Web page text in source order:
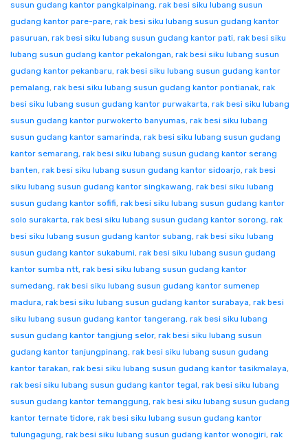
susun gudang kantor pangkalpinang, rak besi siku lubang susun
gudang kantor pare-pare, rak besi siku lubang susun gudang kantor
pasuruan, rak besi siku lubang susun gudang kantor pati, rak besi siku
lubang susun gudang kantor pekalongan, rak besi siku lubang susun
gudang kantor pekanbaru, rak besi siku lubang susun gudang kantor
pemalang, rak besi siku lubang susun gudang kantor pontianak, rak
besi siku lubang susun gudang kantor purwakarta, rak besi siku lubang
susun gudang kantor purwokerto banyumas, rak besi siku lubang
susun gudang kantor samarinda, rak besi siku lubang susun gudang
kantor semarang, rak besi siku lubang susun gudang kantor serang
banten, rak besi siku lubang susun gudang kantor sidoarjo, rak besi
siku lubang susun gudang kantor singkawang, rak besi siku lubang
susun gudang kantor sofifi, rak besi siku lubang susun gudang kantor
solo surakarta, rak besi siku lubang susun gudang kantor sorong, rak
besi siku lubang susun gudang kantor subang, rak besi siku lubang
susun gudang kantor sukabumi, rak besi siku lubang susun gudang
kantor sumba ntt, rak besi siku lubang susun gudang kantor
sumedang, rak besi siku lubang susun gudang kantor sumenep
madura, rak besi siku lubang susun gudang kantor surabaya, rak besi
siku lubang susun gudang kantor tangerang, rak besi siku lubang
susun gudang kantor tangjung selor, rak besi siku lubang susun
gudang kantor tanjungpinang, rak besi siku lubang susun gudang
kantor tarakan, rak besi siku lubang susun gudang kantor tasikmalaya,
rak besi siku lubang susun gudang kantor tegal, rak besi siku lubang
susun gudang kantor temanggung, rak besi siku lubang susun gudang
kantor ternate tidore, rak besi siku lubang susun gudang kantor
tulungagung, rak besi siku lubang susun gudang kantor wonogiri, rak